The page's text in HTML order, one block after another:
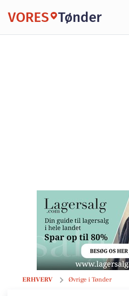
VORES Tønder
ERHVERV Øvrige i Tønder
A B HELLESENS LEGAT